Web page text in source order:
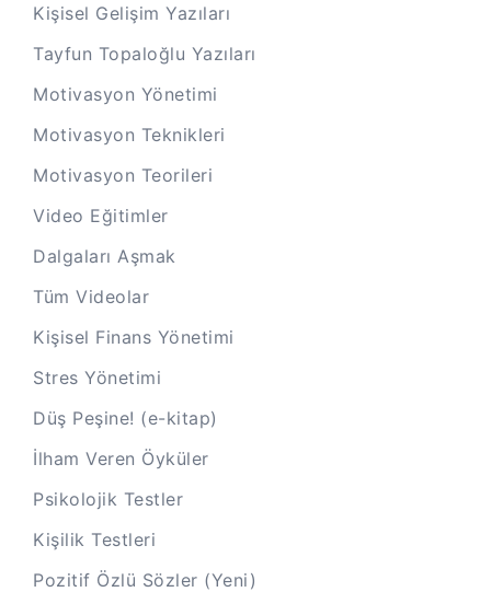
Kişisel Gelişim Yazıları
Tayfun Topaloğlu Yazıları
Motivasyon Yönetimi
Motivasyon Teknikleri
Motivasyon Teorileri
Video Eğitimler
Dalgaları Aşmak
Tüm Videolar
Kişisel Finans Yönetimi
Stres Yönetimi
Düş Peşine! (e-kitap)
İlham Veren Öyküler
Psikolojik Testler
Kişilik Testleri
Pozitif Özlü Sözler (Yeni)